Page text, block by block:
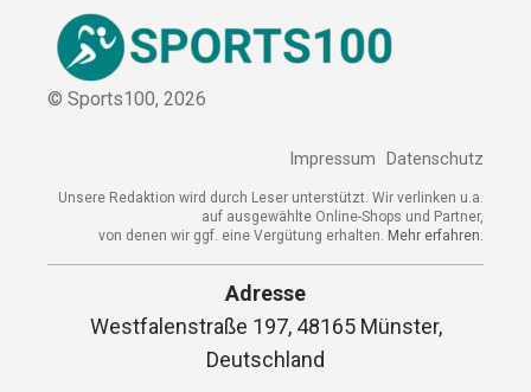
© Sports100, 2026
Impressum Datenschutz
Unsere Redaktion wird durch Leser unterstützt. Wir verlinken u.a.
auf ausgewählte Online-Shops und Partner,
von denen wir ggf. eine Vergütung erhalten. Mehr erfahren.
Adresse
Westfalenstraße 197, 48165 Münster,
Deutschland